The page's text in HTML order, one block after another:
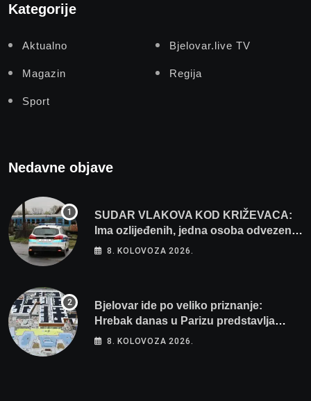
Kategorije
Aktualno Bjelovar.live TV
Magazin Regija
Sport
Nedavne objave
SUDAR VLAKOVA KOD KRIŽEVACA:
Ima ozlijeđenih, jedna osoba odvezena
helikopterom
8. KOLOVOZA 2026.
Bjelovar ide po veliko priznanje:
Hrebak danas u Parizu predstavlja
Wellovar za domaćina Europskog
8. KOLOVOZA 2026.